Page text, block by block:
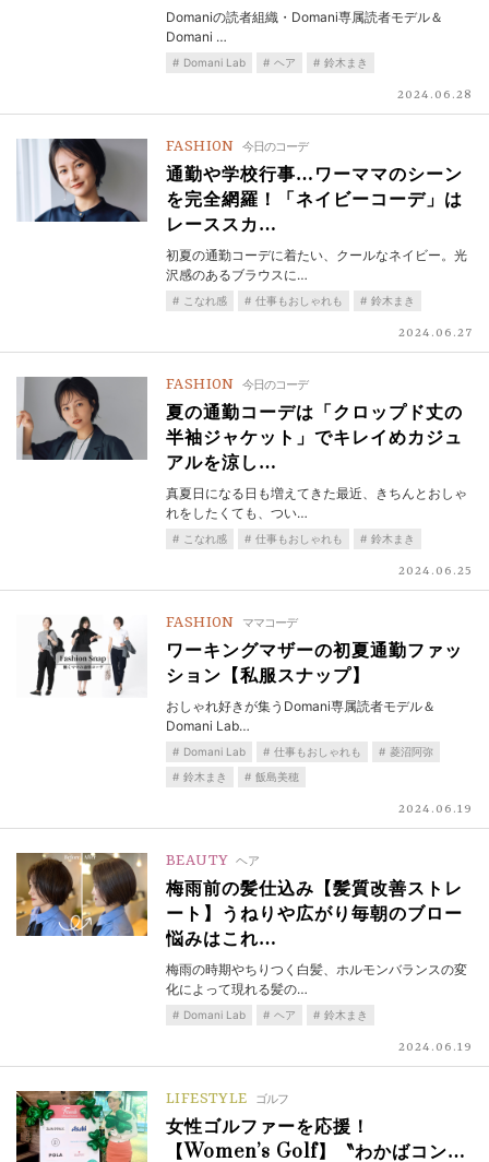
Domaniの読者組織・Domani専属読者モデル＆
Domani …
Domani Lab ヘア 鈴木まき
2024.06.28
FASHION 今日のコーデ
通勤や学校行事…ワーママのシーン
を完全網羅！「ネイビーコーデ」は
レーススカ…
初夏の通勤コーデに着たい、クールなネイビー。光
沢感のあるブラウスに…
こなれ感 仕事もおしゃれも 鈴木まき
2024.06.27
FASHION 今日のコーデ
夏の通勤コーデは「クロップド丈の
半袖ジャケット」でキレイめカジュ
アルを涼し…
真夏日になる日も増えてきた最近、きちんとおしゃ
れをしたくても、つい…
こなれ感 仕事もおしゃれも 鈴木まき
2024.06.25
FASHION ママコーデ
ワーキングマザーの初夏通勤ファッ
ション【私服スナップ】
おしゃれ好きが集うDomani専属読者モデル＆
Domani Lab…
Domani Lab 仕事もおしゃれも
菱沼阿弥
鈴木まき
飯島美穂
2024.06.19
BEAUTY ヘア
梅雨前の髪仕込み【髪質改善ストレ
ート】うねりや広がり毎朝のブロー
悩みはこれ…
梅雨の時期やちりつく白髪、ホルモンバランスの変
化によって現れる髪の…
Domani Lab ヘア 鈴木まき
2024.06.19
LIFESTYLE ゴルフ
女性ゴルファーを応援！
【Women’s Golf】〝わかばコン…